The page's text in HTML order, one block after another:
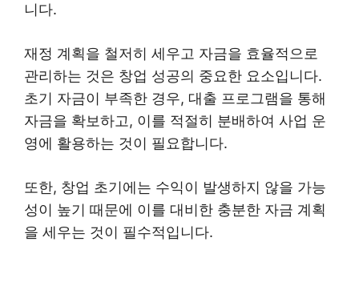
니다.
재정 계획을 철저히 세우고 자금을 효율적으로
관리하는 것은 창업 성공의 중요한 요소입니다.
초기 자금이 부족한 경우, 대출 프로그램을 통해
자금을 확보하고, 이를 적절히 분배하여 사업 운
영에 활용하는 것이 필요합니다.
또한, 창업 초기에는 수익이 발생하지 않을 가능
성이 높기 때문에 이를 대비한 충분한 자금 계획
을 세우는 것이 필수적입니다.